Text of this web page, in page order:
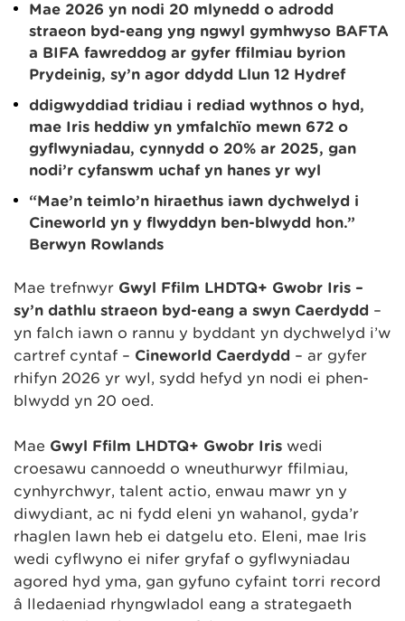
Mae 2026 yn nodi 20 mlynedd o adrodd
straeon byd-eang yng ngŵyl gymhwyso BAFTA
a BIFA fawreddog ar gyfer ffilmiau byrion
Prydeinig, sy’n agor ddydd Llun 12 Hydref
ddigwyddiad tridiau i rediad wythnos o hyd,
mae Iris heddiw yn ymfalchïo mewn 672 o
gyflwyniadau, cynnydd o 20% ar 2025, gan
nodi’r cyfanswm uchaf yn hanes yr ŵyl
“Mae’n teimlo’n hiraethus iawn dychwelyd i
Cineworld yn y flwyddyn ben-blwydd hon.”
Berwyn Rowlands
Mae trefnwyr Gŵyl Ffilm LHDTQ+ Gwobr Iris –
sy’n dathlu straeon byd-eang a swyn Caerdydd –
yn falch iawn o rannu y byddant yn dychwelyd i’w
cartref cyntaf – Cineworld Caerdydd – ar gyfer
rhifyn 2026 yr ŵyl, sydd hefyd yn nodi ei phen-
blwydd yn 20 oed.
Mae Gŵyl Ffilm LHDTQ+ Gwobr Iris wedi
croesawu cannoedd o wneuthurwyr ffilmiau,
cynhyrchwyr, talent actio, enwau mawr yn y
diwydiant, ac ni fydd eleni yn wahanol, gyda’r
rhaglen lawn heb ei datgelu eto. Eleni, mae Iris
wedi cyflwyno ei nifer gryfaf o gyflwyniadau
agored hyd yma, gan gyfuno cyfaint torri record
â lledaeniad rhyngwladol eang a strategaeth